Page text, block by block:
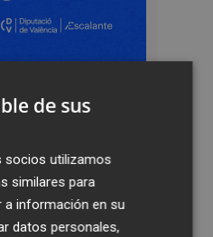
de sus
socios utilizamos
similares para
a información en su
datos personales,